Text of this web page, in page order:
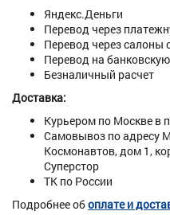
Яндекс.Деньги
Перевод через
Перевод через салоны
Перевод на
Безналичный расчет
Доставка:
Курьером по Москве в
Самовывоз по адресу
Космонавтов, дом 1,
Суперстор
ТК по России
Подробнее обоплате и